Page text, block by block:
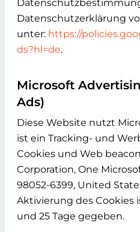
Datenschutzerklärung
unter: https://
ds?hl=de.
Microsoft
Ads)
Diese Website nutzt
ist ein Tracking- und
Cookies und Web
Corporation, One
98052-6399, United
Aktivierung des Cookies
und 25 Tage gegeben.